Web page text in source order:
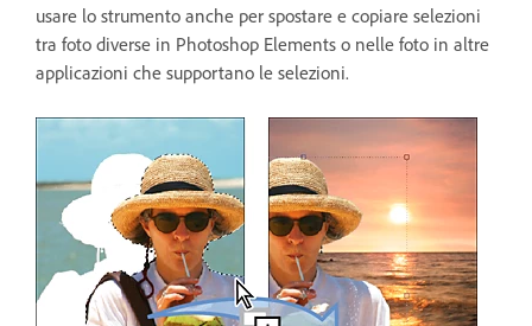
usare lo strumento anche per spostare e copiare selezioni
tra foto diverse in Photoshop Elements o nelle foto in altre
applicazioni che supportano le selezioni.